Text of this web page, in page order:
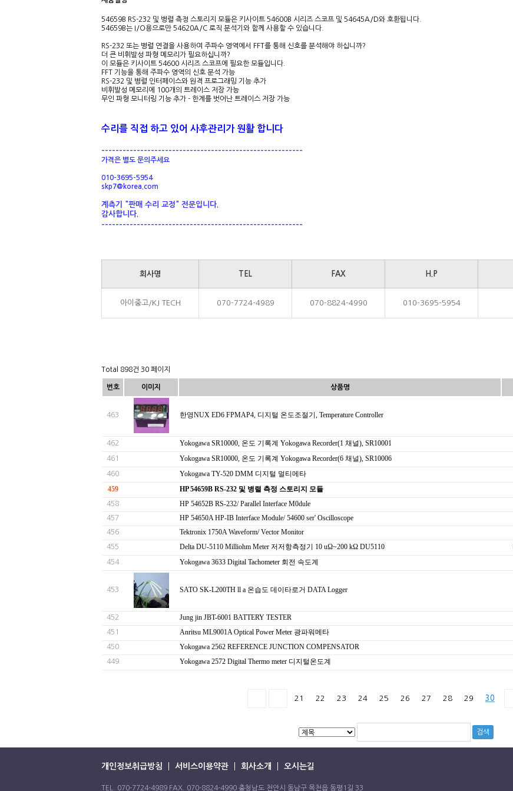
54659B RS-232 및 병렬 측정 스토리지 모듈은 키사이트 54600B 시리즈 스코프 및 54645A/D와 호환됩니다.
54659B는 I/O용으로만 54620A/C 로직 분석기와 함께 사용할 수 있습니다.
RS-232 또는 병렬 연결을 사용하여 주파수 영역에서 FFT를 통해 신호를 분석해야 하십니까?
더 큰 비휘발성 파형 메모리가 필요하십니까?
이 모듈은 키사이트 54600 시리즈 스코프에 필요한 모듈입니다.
FFT 기능을 통해 주파수 영역의 신호 분석 가능
RS-232 및 병렬 인터페이스와 원격 프로그래밍 기능 추가
비휘발성 메모리에 100개의 트레이스 저장 가능
무인 파형 모니터링 기능 추가 - 한계를 벗어난 트레이스 저장 가능
수리를 직접 하고 있어 사후관리가 원활 합니다
---------------------------------------------------------
가격은 별도 문의주세요
010-3695-5954
skp7@korea.com
계측기 "판매 수리 교정" 전문입니다.
감사합니다.
---------------------------------------------------------
회사명 TEL FAX H.P
아이중고/KJ TECH 070-7724-4989 070-8824-4990 010-3695-5954
Total 898건 30 페이지
번호 이미지 상품명
463 한영NUX ED6 FPMAP4, 디지털 온도조절기, Temperature Controller
462 Yokogawa SR10000, 온도 기록계 Yokogawa Recorder(1 채널), SR10001
461 Yokogawa SR10000, 온도 기록계 Yokogawa Recorder(6 채널), SR10006
460 Yokogawa TY-520 DMM 디지털 멀티메타
459 HP 54659B RS-232 및 병렬 측정 스토리지 모듈
458 HP 54652B RS-232/ Parallel Interface M0dule
457
HP 54650A HP-IB Interface Module/ 54600 ser' Oscilloscope
456
Tektronix 1750A Waveform/ Vector Monitor
455 Delta DU-5110 Milliohm Meter 저저항측정기 10 uΩ~200 kΩ DU5110
454 Yokogawa 3633 Digital Tachometer 회전 속도계
453 SATO SK-L200TH ll a 온습도 데이타로거 DATA Logger
452 Jung jin JBT-6001 BATTERY TESTER
451 Anritsu ML9001A Optical Power Meter 광파워메타
450 Yokogawa 2562 REFERENCE JUNCTION COMPENSATOR
449 Yokogawa 2572 Digital Thermo meter 디지털온도계
21 22 23 24 25 26 27 28 29 30
개인정보취급방침 서비스이용약관 회사소개 오시는길
TEL. 070-7724-4989 FAX. 070-8824-4990 충청남도 천안시 동남구 목천읍 동평1길 33